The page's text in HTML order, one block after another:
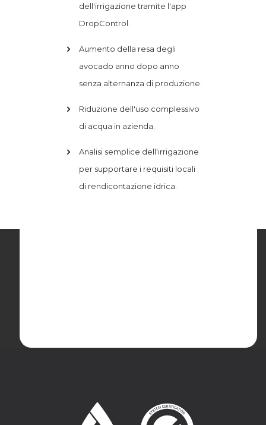
dell'irrigazione tramite l'app
DropControl.
Aumento della resa degli
avocado anno dopo anno
senza alternanza di produzione.
Riduzione dell'uso complessivo
di acqua in azienda.
Analisi semplice dell'irrigazione
per supportare i requisiti locali
di rendicontazione idrica.